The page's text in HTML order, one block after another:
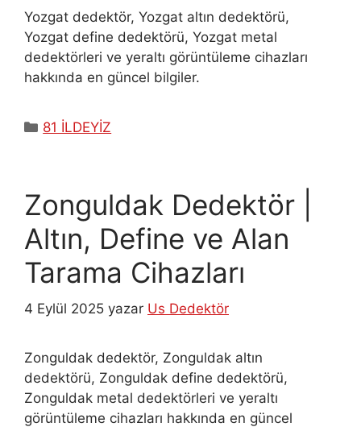
Yozgat dedektör, Yozgat altın dedektörü,
Yozgat define dedektörü, Yozgat metal
dedektörleri ve yeraltı görüntüleme cihazları
hakkında en güncel bilgiler.
Kategoriler
81 İLDEYİZ
Zonguldak Dedektör |
Altın, Define ve Alan
Tarama Cihazları
4 Eylül 2025 yazar Us Dedektör
Zonguldak dedektör, Zonguldak altın
dedektörü, Zonguldak define dedektörü,
Zonguldak metal dedektörleri ve yeraltı
görüntüleme cihazları hakkında en güncel